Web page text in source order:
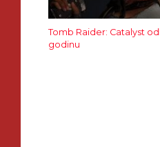
Tomb Raider: Catalyst
godinu